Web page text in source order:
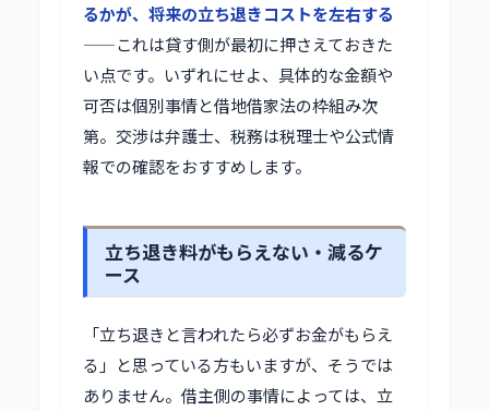
るかが、将来の立ち退きコストを左右する
——これは貸す側が最初に押さえておきた
い点です。いずれにせよ、具体的な金額や
可否は個別事情と借地借家法の枠組み次
第。交渉は弁護士、税務は税理士や公式情
報での確認をおすすめします。
立ち退き料がもらえない・減るケ
ース
「立ち退きと言われたら必ずお金がもらえ
る」と思っている方もいますが、そうでは
ありません。借主側の事情によっては、立